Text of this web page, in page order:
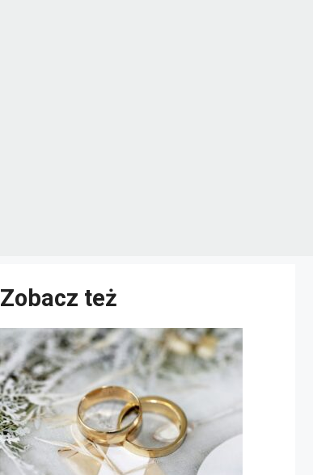
Zobacz też